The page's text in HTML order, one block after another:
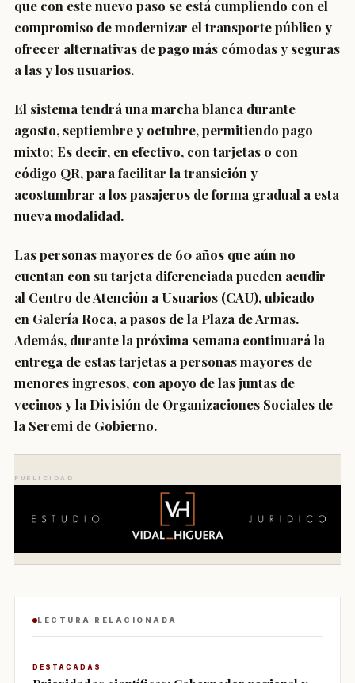
que con este nuevo paso se está cumpliendo con el
compromiso demodernizar el transporte público y
ofrecer alternativas de pago más cómodas y seguras
a las y los usuarios.
El sistema tendrá una marcha blanca durante
agosto, septiembre y octubre, permitiendo pago
mixto; Es decir, en efectivo, con tarjetas o con
código QR, para facilitar la transición y
acostumbrar a los pasajeros de forma gradual a esta
nueva modalidad.
Las personasmayores de 60 años que aún no
cuentan con su tarjeta diferenciada pueden acudir
al Centro de Atención a Usuarios (CAU), ubicado
en Galería Roca, a pasos de la Plaza de Armas.
Además, durante la próxima semana continuará la
entrega de estas tarjetas a personas mayores de
menores ingresos, con apoyo de lasjuntas de
vecinosy la División de Organizaciones Sociales de
la Seremi de Gobierno.
PUBLICIDAD
LECTURA RELACIONADA
DESTACADAS